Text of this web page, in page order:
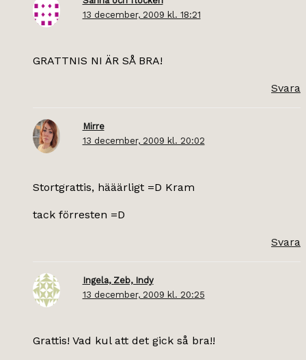
13 december, 2009 kl. 18:21
GRATTNIS NI ÄR SÅ BRA!
Svara
Mirre
13 december, 2009 kl. 20:02
Stortgrattis, hääärligt =D Kram
tack förresten =D
Svara
Ingela, Zeb, Indy
13 december, 2009 kl. 20:25
Grattis! Vad kul att det gick så bra!!